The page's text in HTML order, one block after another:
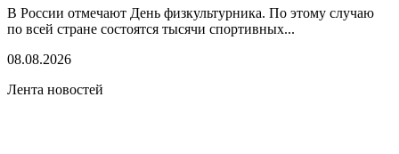
В России отмечают День физкультурника. По этому случаю
по всей стране состоятся тысячи спортивных...
08.08.2026
Лента новостей